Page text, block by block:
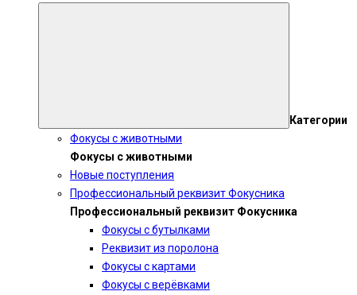
Категории
Фокусы с животными
Фокусы с животными
Новые поступления
Профессиональный реквизит Фокусника
Профессиональный реквизит Фокусника
Фокусы с бутылками
Реквизит из поролона
Фокусы с картами
Фокусы с верёвками